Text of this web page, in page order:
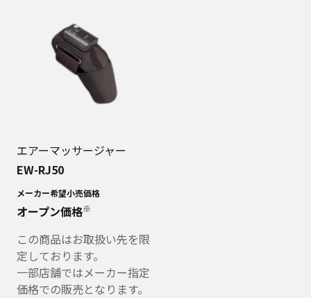
エアーマッサージャー
EW-RJ50
メーカー希望小売価格
オープン価格※
この商品はお取扱い先を限
定しております。
一部店舗ではメーカー指定
価格での販売となります。